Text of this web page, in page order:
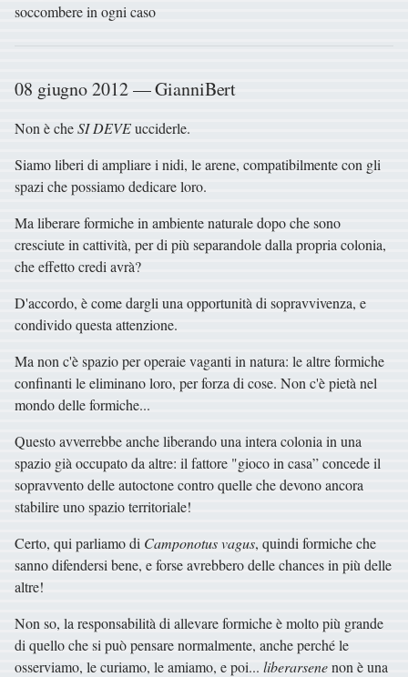
soccombere in ogni caso
08 giugno 2012 — GianniBert
Non è cheSI DEVEucciderle.
Siamo liberi di ampliare i nidi, le arene, compatibilmente con gli
spazi che possiamo dedicare loro.
Ma liberare formiche in ambiente naturale dopo che sono
cresciute in cattività, per di più separandole dalla propria colonia,
che effetto credi avrà?
D'accordo, è come dargli una opportunità di sopravvivenza, e
condivido questa attenzione.
Ma non c'è spazio per operaie vaganti in natura: le altre formiche
confinanti le eliminano loro, per forza di cose. Non c'è pietà nel
mondo delle formiche...
Questo avverrebbe anche liberando una intera colonia in una
spazio già occupato da altre: il fattore "gioco in casa” concede il
sopravvento delle autoctone contro quelle che devono ancora
stabilire uno spazio territoriale!
Certo, qui parliamo di Camponotus vagus, quindi formiche che
sanno difendersi bene, e forse avrebbero delle chances in più delle
altre!
Non so, la responsabilità di allevare formiche è molto più grande
di quello che si può pensare normalmente, anche perché le
osserviamo, le curiamo, le amiamo, e poi... liberarsenenon è una